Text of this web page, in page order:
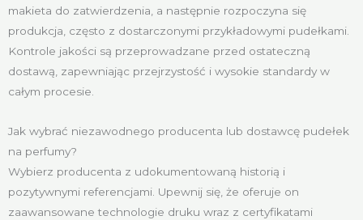
makieta do zatwierdzenia, a następnie rozpoczyna się
produkcja, często z dostarczonymi przykładowymi pudełkami.
Kontrole jakości są przeprowadzane przed ostateczną
dostawą, zapewniając przejrzystość i wysokie standardy w
całym procesie.
Jak wybrać niezawodnego producenta lub dostawcę pudełek
na perfumy?
Wybierz producenta z udokumentowaną historią i
pozytywnymi referencjami. Upewnij się, że oferuje on
zaawansowane technologie druku wraz z certyfikatami